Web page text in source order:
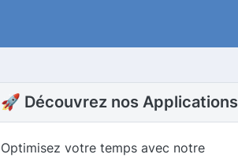
🚀 Découvrez nos Applications
Optimisez votre temps avec notre